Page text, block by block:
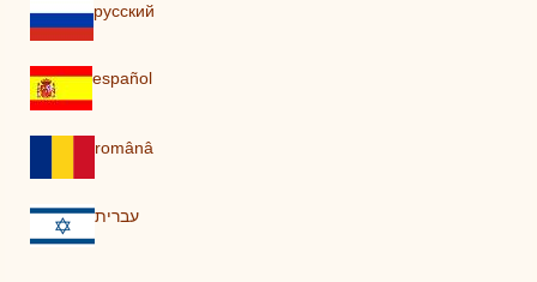
pусский
español
românâ
עברית